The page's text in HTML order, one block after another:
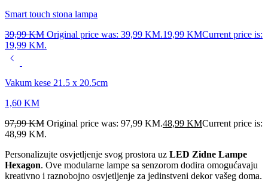
Smart touch stona lampa
39,99KM Original price was: 39,99 KM.19,99 KMCurrent price is:
19,99 KM.
Vakum kese 21.5 x 20.5cm
1,60 KM
97,99KM Original price was: 97,99 KM.48,99 KMCurrent price is:
48,99 KM.
Personalizujte osvjetljenje svog prostora uz LED Zidne Lampe
Hexagon. Ove modularne lampe sa senzorom dodira omogućavaju
kreativno i raznobojno osvjetljenje za jedinstveni dekor vašeg doma.